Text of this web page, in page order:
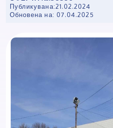
Публикувана:21.02.2024
Обновена на: 07.04.2025